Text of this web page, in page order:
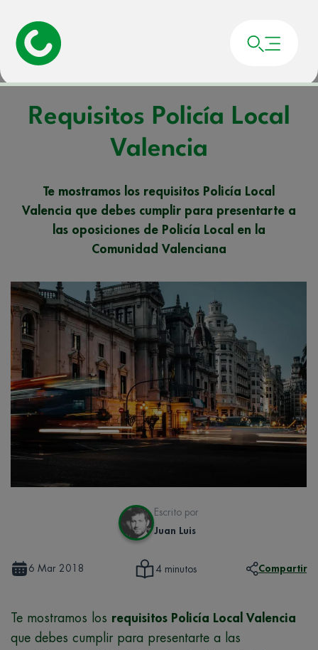
Portada»
Requisitos Policía Local
Valencia
Te mostramos los requisitos Policía Local
Valencia que debes cumplir para presentarte a
las oposiciones de Policía Local en la
Comunidad Valenciana
Escrito por
Juan Luis
6 Mar 2018 4 minutos Compartir
Te mostramos los requisitos Policía Local Valencia
que debes cumplir para presentarte a las